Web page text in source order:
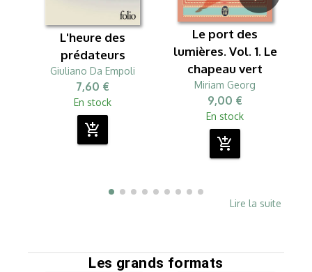
L'heure des
prédateurs
Giuliano Da Empoli
7,60 €
En stock
add_shopping_cart
Le port des
lumières. Vol. 1. Le
chapeau vert
Miriam Georg
9,00 €
En stock
add_shopping_cart
Lire la suite
Les grands formats